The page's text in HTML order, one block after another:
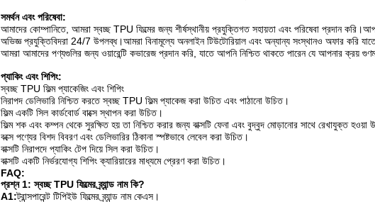
সমর্থন এবং পরিষেবা:
আমাদের কোম্পানিতে, আমরা স্বচ্ছ TPU ফিল্মের জন্য শীর্ষস্থানীয় প্রযুক্তিগত সহায়তা এবং পরিষেবা প্রদান
অভিজ্ঞ প্রযুক্তিবিদরা 24/7 উপলব্ধ।আমরা বিনামূল্যে অনলাইন টিউটোরিয়াল এবং অন্যান্য সংস্থানও অফার করি
আমরা আমাদের পণ্যগুলির জন্য ওয়ারেন্টি কভারেজ প্রদান করি, যাতে আপনি নিশ্চিত থাকতে পারেন যে আপনার ক্রয়
প্যাকিং এবং শিপিং:
স্বচ্ছ TPU ফিল্ম প্যাকেজিং এবং শিপিং
নিরাপদ ডেলিভারি নিশ্চিত করতে স্বচ্ছ TPU ফিল্ম প্যাকেজ করা উচিত এবং পাঠানো উচিত।
ফিল্ম একটি সিল কার্ডবোর্ড বাক্সে স্থাপন করা উচিত।
ফিল্ম শক এবং কম্পন থেকে সুরক্ষিত হয় তা নিশ্চিত করার জন্য বাক্সটি ফেনা এবং বুদ্বুদ মোড়ানোর সাথে রেখাযুক্ত হওয়া
বক্সে পণ্যের বিশদ বিবরণ এবং ডেলিভারির ঠিকানা স্পষ্টভাবে লেবেল করা উচিত।
বাক্সটি নিরাপদে প্যাকিং টেপ দিয়ে সিল করা উচিত।
বাক্সটি একটি নির্ভরযোগ্য শিপিং ক্যারিয়ারের মাধ্যমে প্রেরণ করা উচিত।
FAQ:
প্রশ্ন 1: স্বচ্ছ TPU ফিল্মের ব্র্যান্ড নাম কি?
A1:ট্রান্সপারেন্ট টিপিইউ ফিল্মের ব্র্যান্ড নাম কেএস।